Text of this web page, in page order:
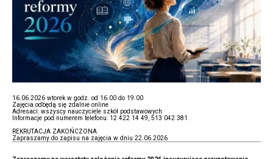
16.06.2026 wtorek w godz. od 16.00 do 19.00
Zajęcia odbędą się zdalnie online
Adresaci: wszyscy nauczyciele szkół podstawowych
Informacje pod numerem telefonu: 12 422 14 49, 513 042 381
REKRUTACJA ZAKOŃCZONA
Zapraszamy do zapisu na zajęcia w dniu 22.06.2026